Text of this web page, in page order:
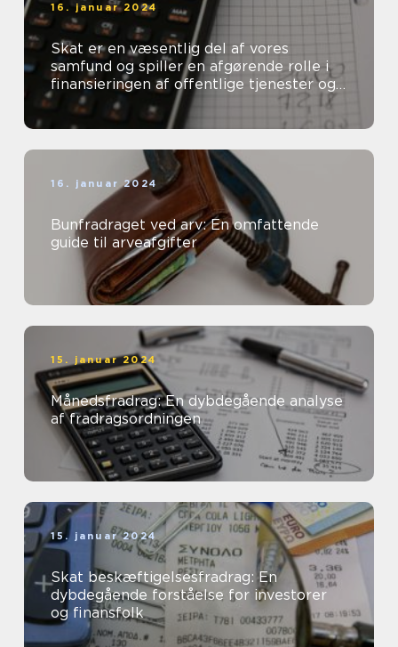
16. januar 2024
Skat er en væsentlig del af vores
samfund og spiller en afgørende rolle i
finansieringen af offentlige tjenester og
velfærdsydelser
16. januar 2024
Bunfradraget ved arv: En omfattende
guide til arveafgifter
15. januar 2024
Månedsfradrag: En dybdegående analyse
af fradragsordningen
15. januar 2024
Skat beskæftigelsesfradrag: En
dybdegående forståelse for investorer
og finansfolk